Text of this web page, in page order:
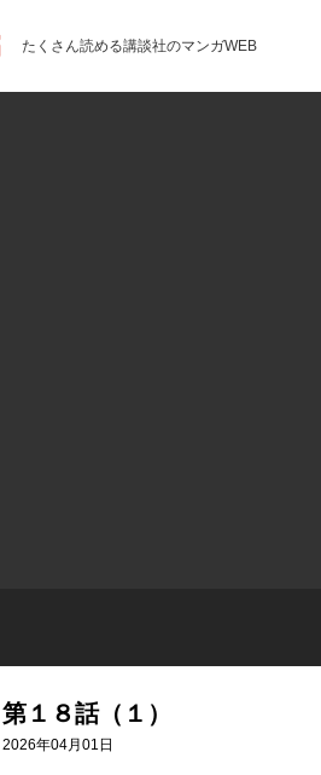
たくさん読める講談社のマンガWEB
第１８話（１）
2026年04月01日